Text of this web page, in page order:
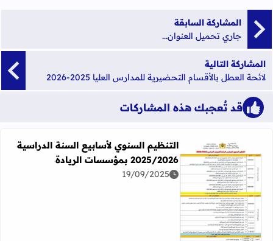
المشاركة السابقة
جاري تحميل العنوان...
المشاركة التالية
لائحة العطل بالأقسام التحضيرية للمدارس العليا 2025-2026
قد تُعجبك هذه المشاركات
اقرأ المزيد عن التنظيم السنوي لأسابيع السنة الدراسية 2025/2026 بمؤسسات الريادة
التنظيم السنوي لأسابيع السنة الدراسية
2025/2026 بمؤسسات الريادة
19/09/2025